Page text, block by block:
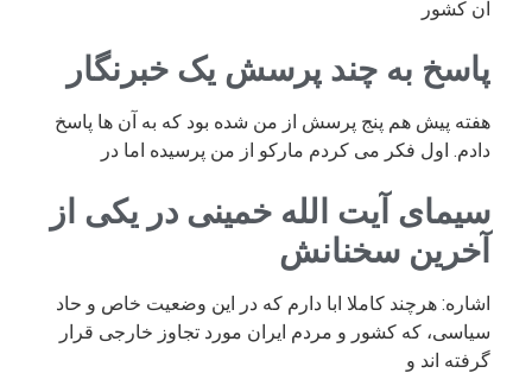
آن کشور
پاسخ به چند پرسش یک خبرنگار
هفته پیش هم پنج پرسش از من شده بود که به آن ها پاسخ
دادم. اول فکر می کردم مارکو از من پرسیده اما در
سیمای آیت الله خمینی در یکی از
آخرین سخنانش
اشاره: هرچند کاملا ابا دارم که در این وضعیت خاص و حاد
سیاسی، که کشور و مردم ایران مورد تجاوز خارجی قرار
گرفته اند و